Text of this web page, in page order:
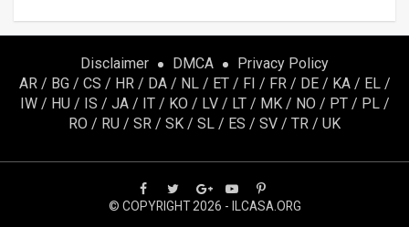
Disclaimer DMCA
Privacy Policy
AR / BG/ CS / HR / DA/ NL/ ET/ FI / FR / DE/ KA/ EL/
IW/ HU/ IS / JA/ IT/ KO / LV/ LT/ MK/ NO / PT/ PL/
RO / RU / SR / SK / SL / ES / SV / TR / UK
© COPYRIGHT 2026 - ILCASA.ORG